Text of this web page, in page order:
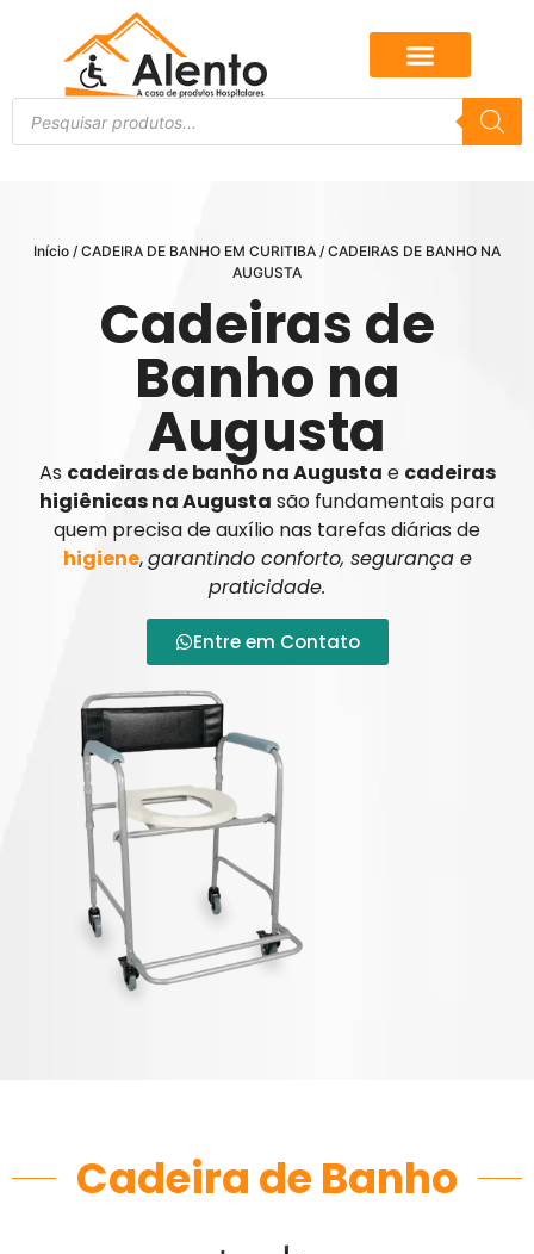
Início / CADEIRA DE BANHO EM CURITIBA / CADEIRAS DE BANHO NA
AUGUSTA
Cadeiras de
Banho na
Augusta
As cadeiras de banho na Augusta e cadeiras
higiênicas na Augusta são fundamentais para
quem precisa de auxílio nas tarefas diárias de
higiene,garantindo conforto, segurança e
praticidade.
Entre em Contato
Cadeira de Banho